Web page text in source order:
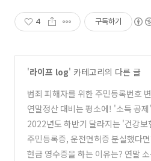
4 구독하기
'라이프 log' 카테고리의 다른 글
범죄 피해자를 위한 주민등록번호 변
(0)
연말정산 대비는 평소에! '소득 공제'
방법
(0)
2022년도 하반기 달라지는 '건강보
계'
(1)
주민등록증, 운전면허증 분실했다
금융 피해 줄이는 3가지 예방법
(0)
현금 영수증을 하는 이유는? 연말